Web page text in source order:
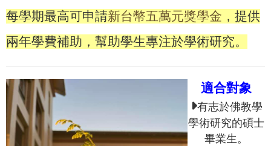
每學期最高可申請新台幣五萬元獎學金 ，提供
兩年學費補助，幫助學生專注於學術研究。
適合對象
有志於佛教學
學術研究的碩士
畢業生。